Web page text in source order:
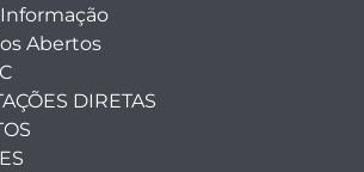
Abertos
DIRETAS